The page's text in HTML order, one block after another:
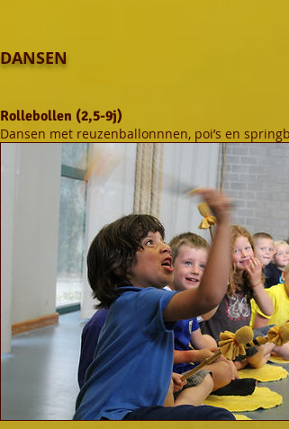
DANSEN
Rollebollen (2,5-9j)
Dansen met reuzenballonnnen, poi’s en